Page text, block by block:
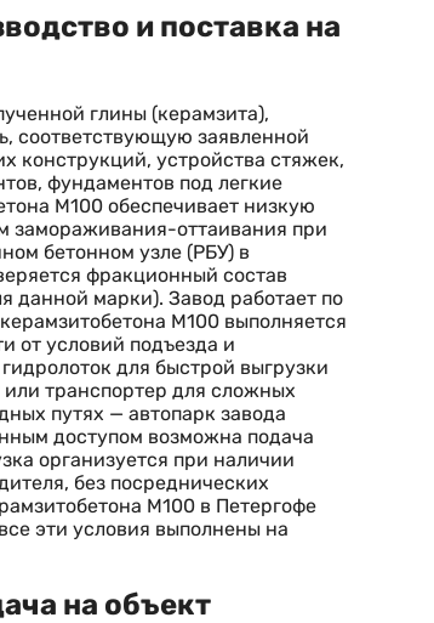
и поставка на
глины (керамзита),
соответствующую заявленной
конструкций, устройства стяжек,
фундаментов под легкие
М100 обеспечивает низкую
замораживания-оттаивания при
бетонном узле (РБУ) в
фракционный состав
данной марки). Завод работает по
М100 выполняется
от условий подъезда и
для быстрой выгрузки
транспортер для сложных
путях — автопарк завода
доступом возможна подача
организуется при наличии
без посреднических
М100 в Петергофе
эти условия выполнены на
на объект